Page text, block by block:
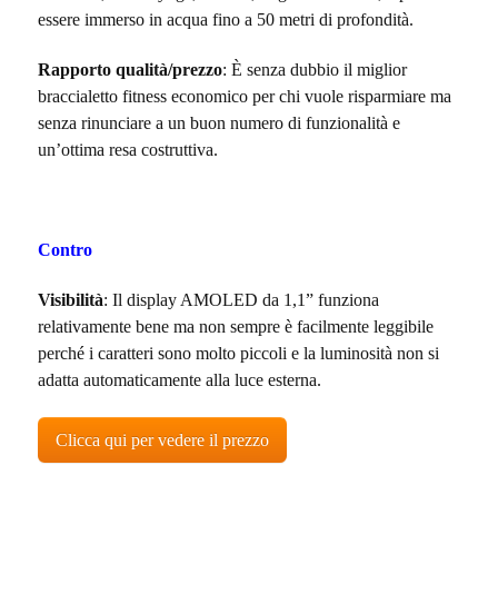
essere immerso in acqua fino a 50 metri di profondità.
Rapporto qualità/prezzo: È senza dubbio il miglior
braccialetto fitness economico per chi vuole risparmiare ma
senza rinunciare a un buon numero di funzionalità e
un’ottima resa costruttiva.
Contro
Visibilità: Il display AMOLED da 1,1” funziona
relativamente bene ma non sempre è facilmente leggibile
perché i caratteri sono molto piccoli e la luminosità non si
adatta automaticamente alla luce esterna.
Clicca qui per vedere il prezzo